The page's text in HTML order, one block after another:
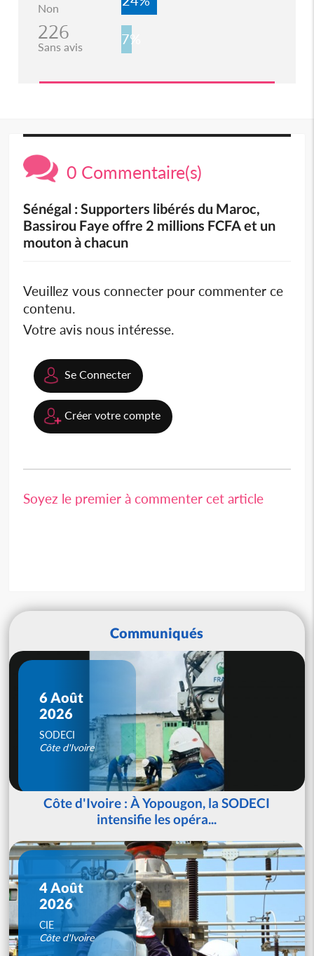
Non
226
Sans avis 7%
0 Commentaire(s)
‎Sénégal : Supporters libérés du Maroc,
Bassirou Faye offre 2 millions FCFA et un
mouton à chacun
Veuillez vous connecter pour commenter ce
contenu.
Votre avis nous intéresse.
Se Connecter
Créer votre compte
Soyez le premier à commenter cet article
Communiqués
6 Août
2026
SODECI
Côte d'Ivoire
Côte d'Ivoire : À Yopougon, la SODECI
intensifie les opéra...
4 Août
2026
CIE
Côte d'Ivoire